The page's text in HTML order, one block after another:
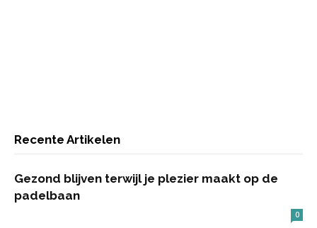
Recente Artikelen
Gezond blijven terwijl je plezier maakt op de
padelbaan
0